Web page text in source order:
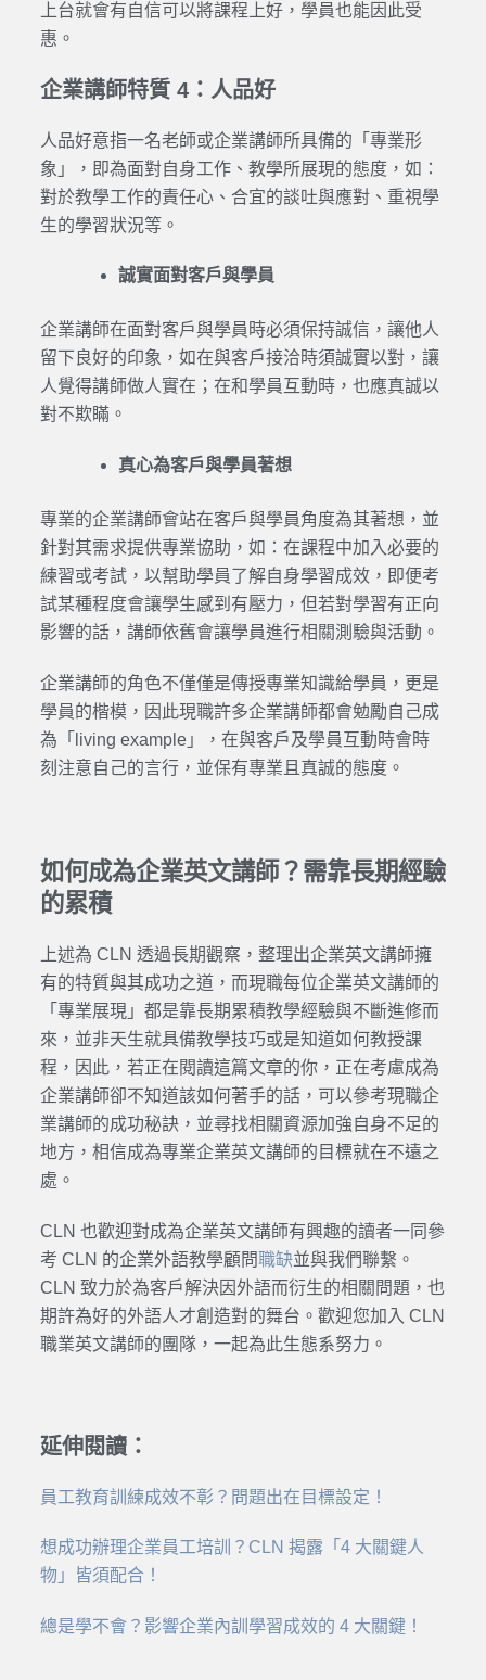
上台就會有自信可以將課程上好，學員也能因此受
惠。
企業講師特質 4：人品好
人品好意指一名老師或企業講師所具備的「專業形
象」，即為面對自身工作、教學所展現的態度，如：
對於教學工作的責任心、合宜的談吐與應對、重視學
生的學習狀況等。
誠實面對客戶與學員
企業講師在面對客戶與學員時必須保持誠信，讓他人
留下良好的印象，如在與客戶接洽時須誠實以對，讓
人覺得講師做人實在；在和學員互動時，也應真誠以
對不欺瞞。
真心為客戶與學員著想
專業的企業講師會站在客戶與學員角度為其著想，並
針對其需求提供專業協助，如：在課程中加入必要的
練習或考試，以幫助學員了解自身學習成效，即便考
試某種程度會讓學生感到有壓力，但若對學習有正向
影響的話，講師依舊會讓學員進行相關測驗與活動。
企業講師的角色不僅僅是傳授專業知識給學員，更是
學員的楷模，因此現職許多企業講師都會勉勵自己成
為「living example」，在與客戶及學員互動時會時
刻注意自己的言行，並保有專業且真誠的態度。
如何成為企業英文講師？ 需靠長期經驗
的累積
上述為 CLN 透過長期觀察，整理出企業英文講師擁
有的特質與其成功之道，而現職每位企業英文講師的
「專業展現」都是靠長期累積教學經驗與不斷進修而
來，並非天生就具備教學技巧或是知道如何教授課
程，因此，若正在閱讀這篇文章的你，正在考慮成為
企業講師卻不知道該如何著手的話，可以參考現職企
業講師的成功秘訣，並尋找相關資源加強自身不足的
地方，相信成為專業企業英文講師的目標就在不遠之
處。
CLN 也歡迎對成為企業英文講師有興趣的讀者一同參
考 CLN 的企業外語教學顧問職缺並與我們聯繫。
CLN 致力於為客戶解決因外語而衍生的相關問題，也
期許為好的外語人才創造對的舞台。歡迎您加入 CLN
職業英文講師的團隊，一起為此生態系努力。
延伸閱讀：
員工教育訓練成效不彰？問題出在目標設定！
想成功辦理企業員工培訓？CLN 揭露「4 大關鍵人
物」皆須配合！
總是學不會？影響企業內訓學習成效的 4 大關鍵！